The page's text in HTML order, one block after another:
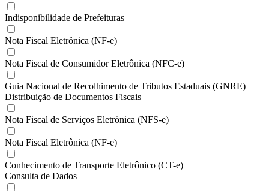
Indisponibilidade de Prefeituras
Nota Fiscal Eletrônica (NF-e)
Nota Fiscal de Consumidor Eletrônica (NFC-e)
Guia Nacional de Recolhimento de Tributos Estaduais (GNRE)
Distribuição de Documentos Fiscais
Nota Fiscal de Serviços Eletrônica (NFS-e)
Nota Fiscal Eletrônica (NF-e)
Conhecimento de Transporte Eletrônico (CT-e)
Consulta de Dados